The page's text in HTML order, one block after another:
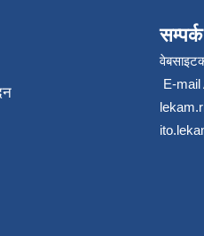
E-mail